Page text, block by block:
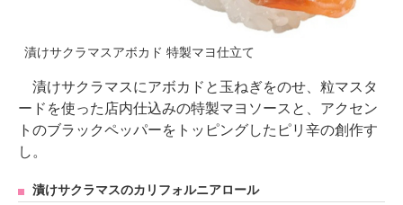
漬けサクラマスアボカド 特製マヨ仕立て
漬けサクラマスにアボカドと玉ねぎをのせ、粒マスタ
ードを使った店内仕込みの特製マヨソースと、アクセン
トのブラックペッパーをトッピングしたピリ辛の創作す
し。
漬けサクラマスのカリフォルニアロール